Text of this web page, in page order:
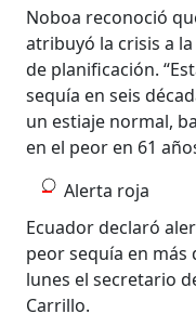
Noboa reconoció
atribuyó la crisis a
de planificación.
sequía en seis
un estiaje normal,
en el peor en 61
Alerta roja
Ecuador declaró
peor sequía en más
lunes el secretario
Carrillo.